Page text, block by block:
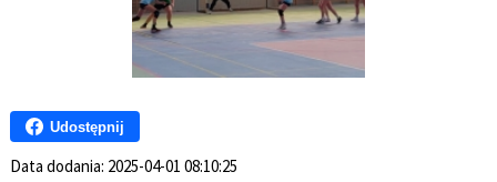
Udostępnij
Data dodania: 2025-04-01 08:10:25